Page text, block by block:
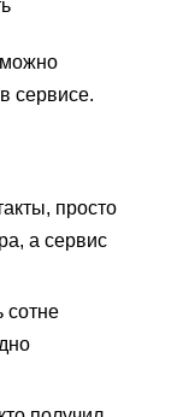
можно
сервисе.
просто
а сервис
сотне